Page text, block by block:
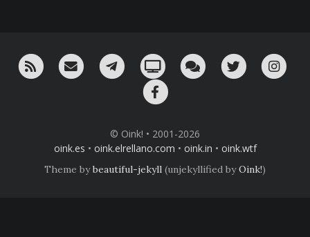
RSS ¡Mándame un email!¡Nuestro canal en Telegram!
Oink! TV Charla con nosotros
Twitter
© Oink! • 2001-2026
oink.es • oink.elrellano.com • oink.in • oink.wtf
Theme bybeautiful-jekyll (unjekyllified byOink!)